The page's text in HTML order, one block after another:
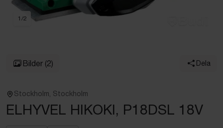
1 /2
Bilder (2) Dela
Stockholm, Stockholm
ELHYVEL HIKOKI, P18DSL 18V